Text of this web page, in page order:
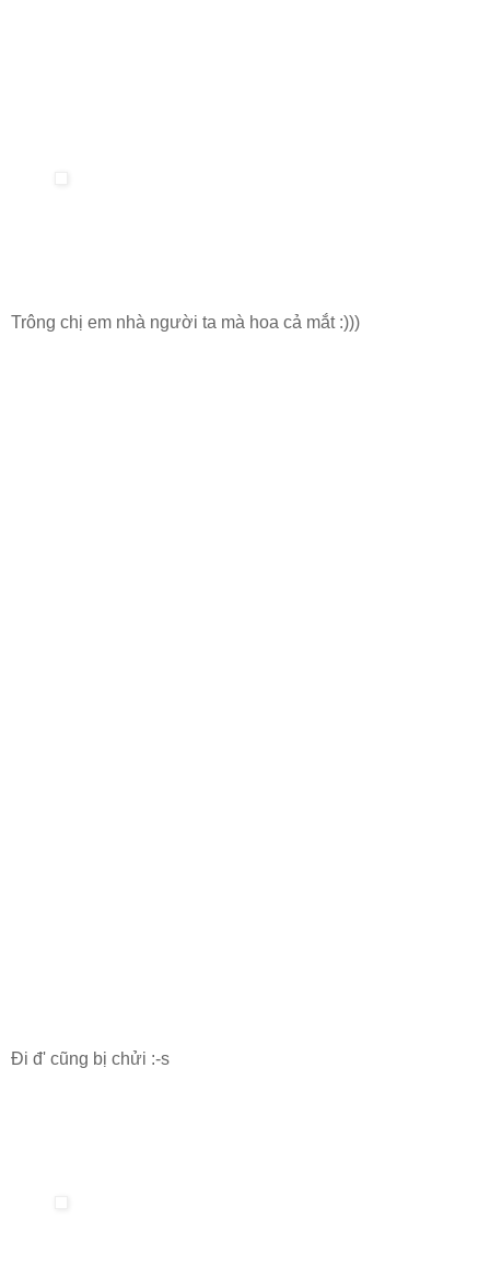
Trông chị em nhà người ta mà hoa cả mắt :)))
Đi đ' cũng bị chửi :-s